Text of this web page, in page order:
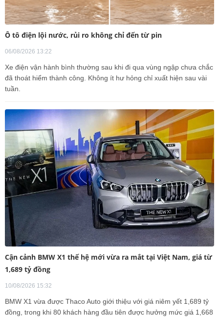
Ô tô điện lội nước, rủi ro không chỉ đến từ pin
06/08/2026 13:22
Xe điện vận hành bình thường sau khi đi qua vùng ngập chưa chắc
đã thoát hiểm thành công. Không ít hư hỏng chỉ xuất hiện sau vài
tuần.
Cận cảnh BMW X1 thế hệ mới vừa ra mắt tại Việt Nam, giá từ
1,689 tỷ đồng
10/08/2026 15:32
BMW X1 vừa được Thaco Auto giới thiệu với giá niêm yết 1,689 tỷ
đồng, trong khi 80 khách hàng đầu tiên được hưởng mức giá 1,668